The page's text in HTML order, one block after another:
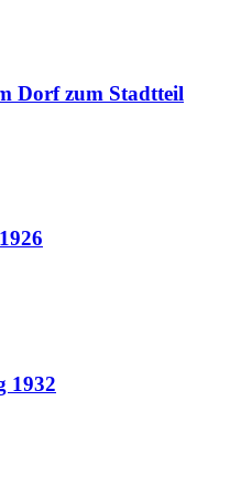
Dorf zum Stadtteil
1932